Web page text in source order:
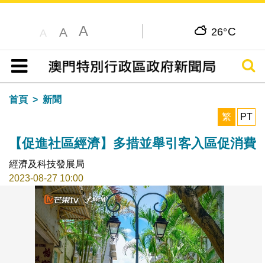
A A A 26°C
目錄
搜尋
首頁
新聞
繁
PT
【促進社區經濟】多措並舉引客入區促消費
經濟及科技發展局
2023-08-27 10:00